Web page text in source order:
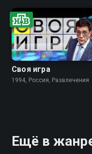
Своя игра
1994, Россия, Развлечения
Ещё в